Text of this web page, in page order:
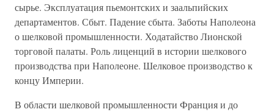
сырье. Эксплуатация пьемонтских и заальпийских
департаментов. Сбыт. Падение сбыта. Заботы Наполеона
о шелковой промышленности. Ходатайство Лионской
торговой палаты. Роль лиценций в истории шелкового
производства при Наполеоне. Шелковое производство к
концу Империи.
В области шелковой промышленности Франция и до